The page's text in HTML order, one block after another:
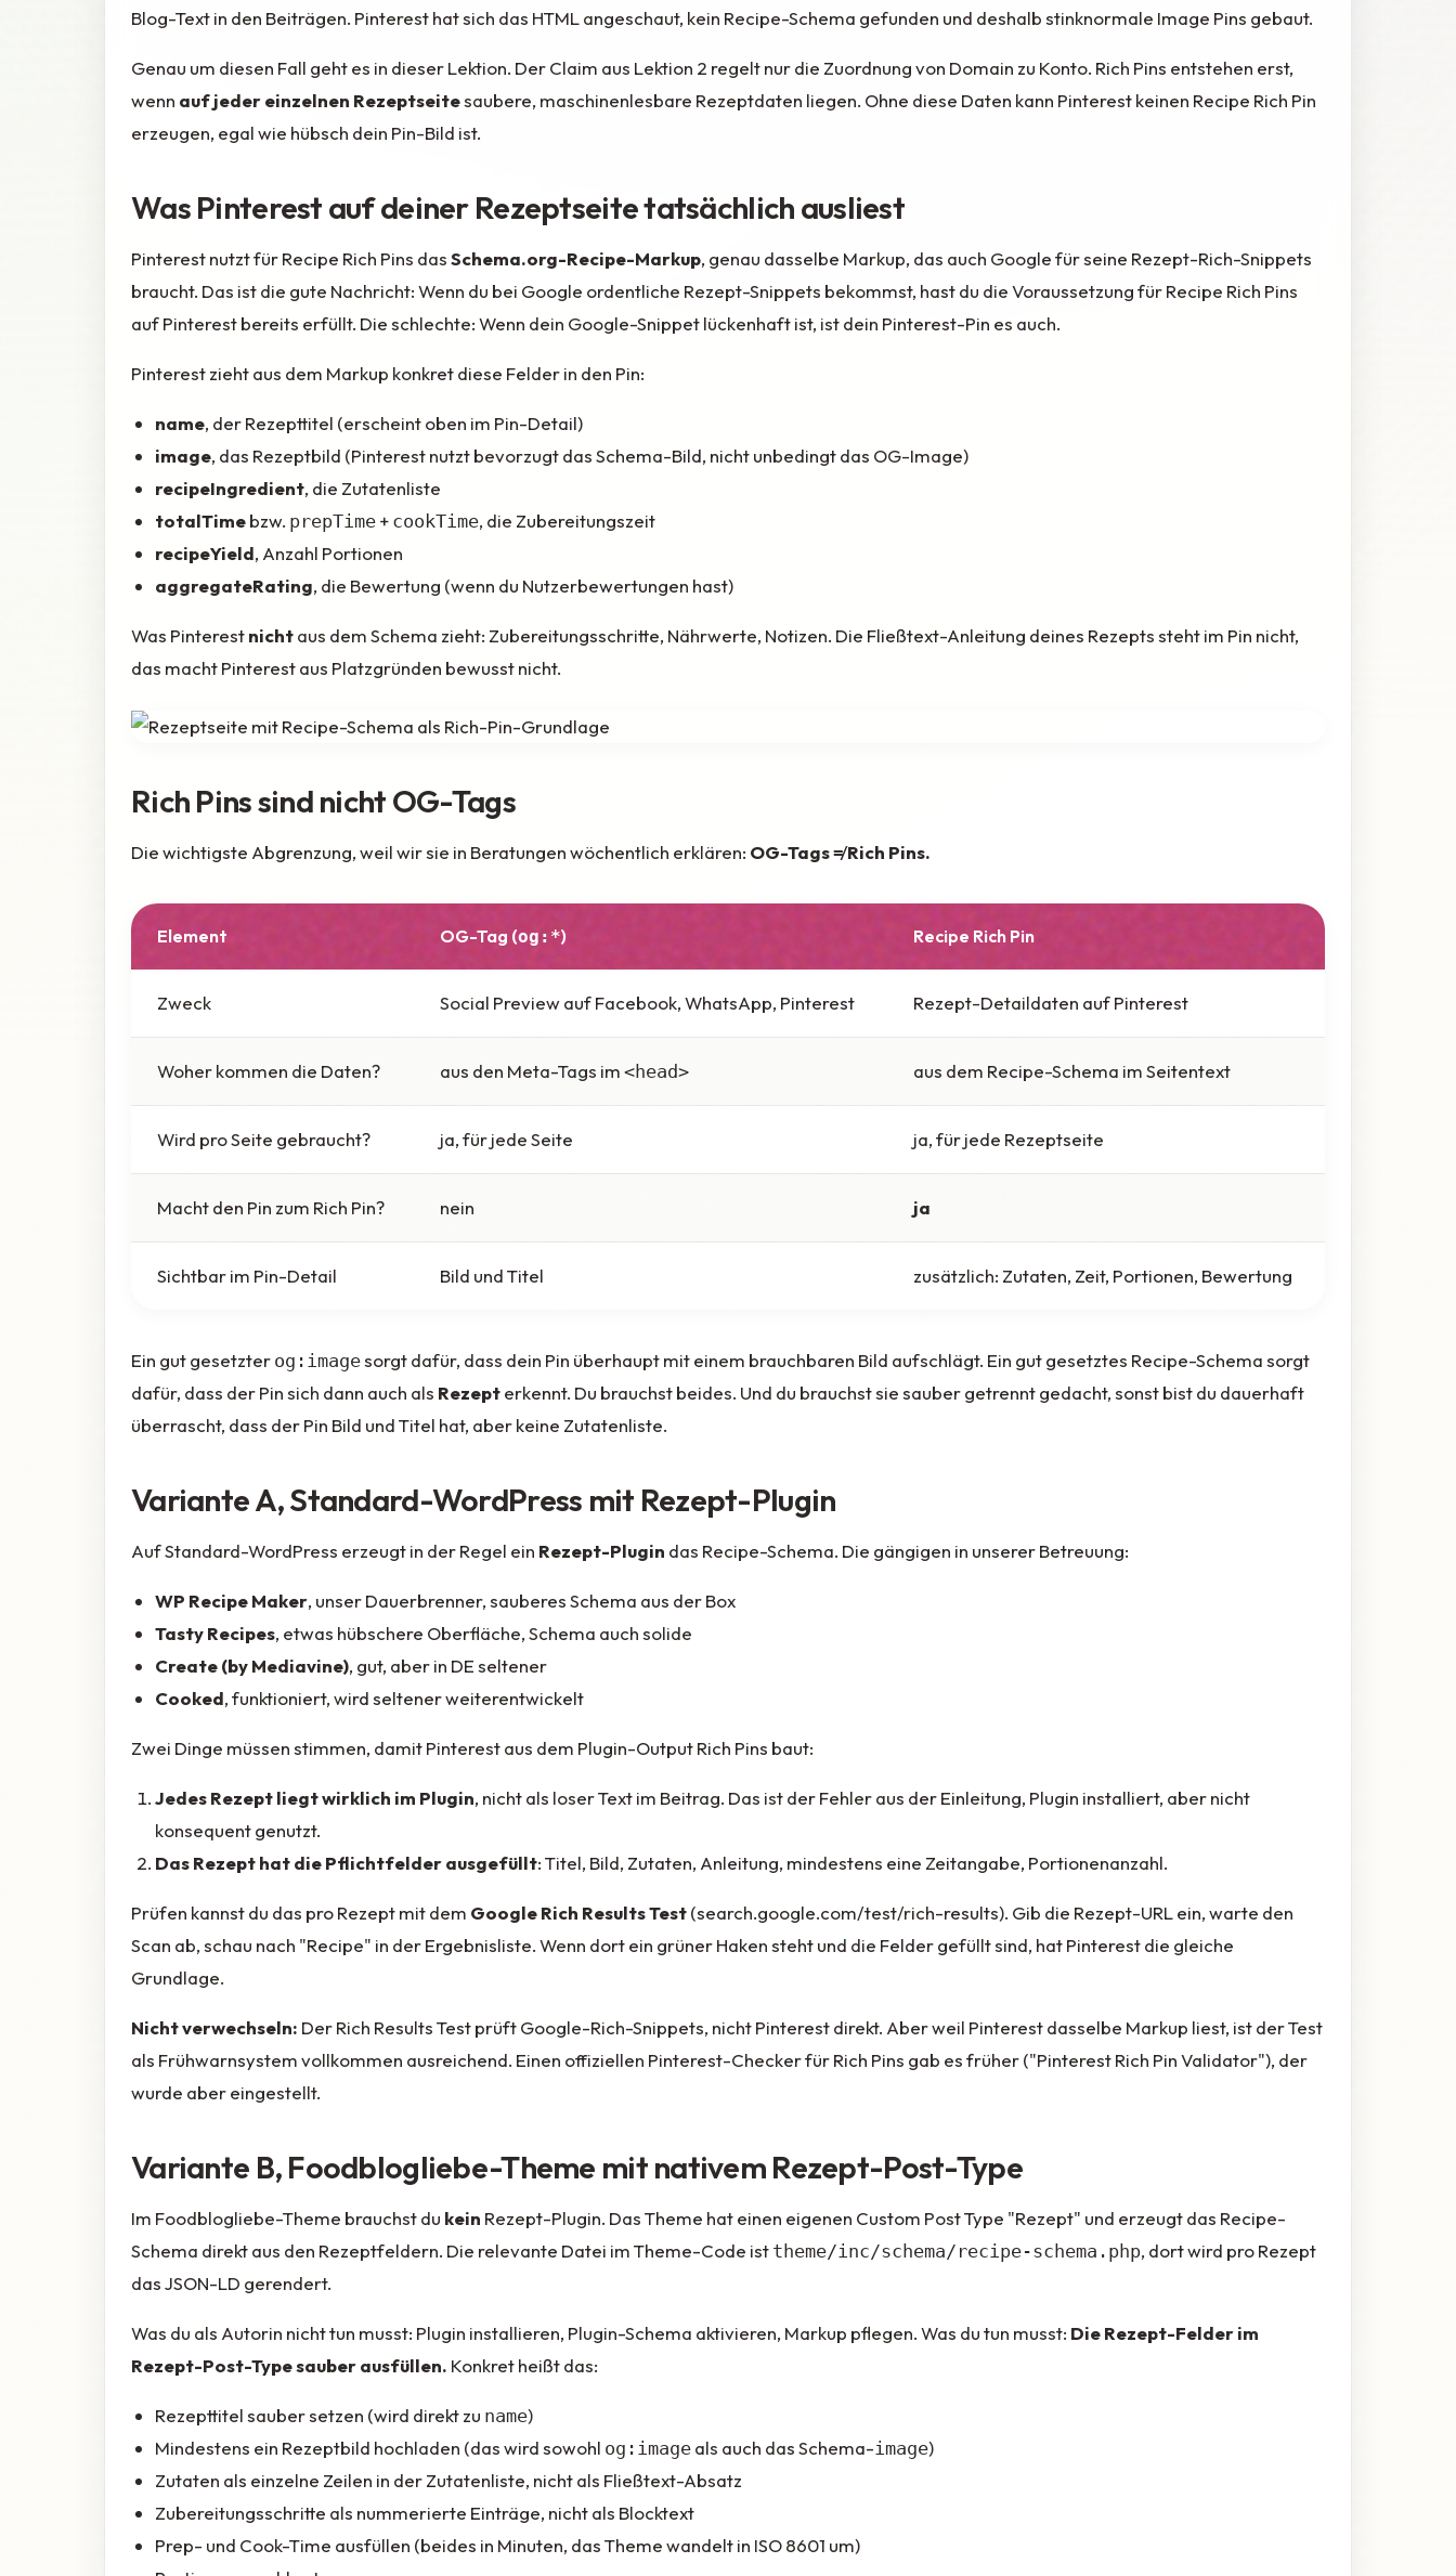
Blog-Text in den Beiträgen. Pinterest hat sich das HTML angeschaut, kein Recipe-Schema gefunden und deshalb stinknormale Image Pins gebaut.
Genau um diesen Fall geht es in dieser Lektion. Der Claim aus Lektion 2 regelt nur die Zuordnung von Domain zu Konto. Rich Pins entstehen erst,
wenn auf jeder einzelnen Rezeptseitesaubere, maschinenlesbare Rezeptdaten liegen. Ohne diese Daten kann Pinterest keinen Recipe Rich Pin
erzeugen, egal wie hübsch dein Pin-Bild ist.
Was Pinterest auf deiner Rezeptseite tatsächlich ausliest
Pinterest nutzt für Recipe Rich Pins dasSchema.org-Recipe-Markup, genau dasselbe Markup, das auch Google für seine Rezept-Rich-Snippets
braucht. Das ist die gute Nachricht: Wenn du bei Google ordentliche Rezept-Snippets bekommst, hast du die Voraussetzung für Recipe Rich Pins
auf Pinterest bereits erfüllt. Die schlechte: Wenn dein Google-Snippet lückenhaft ist, ist dein Pinterest-Pin es auch.
Pinterest zieht aus dem Markup konkret diese Felder in den Pin:
name, der Rezepttitel (erscheint oben im Pin-Detail)
image, das Rezeptbild (Pinterest nutzt bevorzugt das Schema-Bild, nicht unbedingt das OG-Image)
recipeIngredient, die Zutatenliste
totalTimebzw. prepTime + cookTime, die Zubereitungszeit
recipeYield, Anzahl Portionen
aggregateRating, die Bewertung (wenn du Nutzerbewertungen hast)
Was Pinterestnichtaus dem Schema zieht: Zubereitungsschritte, Nährwerte, Notizen. Die Fließtext-Anleitung deines Rezepts steht im Pin nicht,
das macht Pinterest aus Platzgründen bewusst nicht.
Rich Pins sind nicht OG-Tags
Die wichtigste Abgrenzung, weil wir sie in Beratungen wöchentlich erklären: OG-Tags ≠ Rich Pins.
Element OG-Tag (og:*) Recipe Rich Pin
Zweck Social Preview auf Facebook, WhatsApp, Pinterest Rezept-Detaildaten auf Pinterest
Woher kommen die Daten? aus den Meta-Tags im <head> aus dem Recipe-Schema im Seitentext
Wird pro Seite gebraucht? ja, für jede Seite ja, für jede Rezeptseite
Macht den Pin zum Rich Pin? nein ja
Sichtbar im Pin-Detail Bild und Titel zusätzlich: Zutaten, Zeit, Portionen, Bewertung
Ein gut gesetzter og:imagesorgt dafür, dass dein Pin überhaupt mit einem brauchbaren Bild aufschlägt. Ein gut gesetztes Recipe-Schema sorgt
dafür, dass der Pin sich dann auch als Rezepterkennt. Du brauchst beides. Und du brauchst sie sauber getrennt gedacht, sonst bist du dauerhaft
überrascht, dass der Pin Bild und Titel hat, aber keine Zutatenliste.
Variante A, Standard-WordPress mit Rezept-Plugin
Auf Standard-WordPress erzeugt in der Regel ein Rezept-Plugin das Recipe-Schema. Die gängigen in unserer Betreuung:
WP Recipe Maker, unser Dauerbrenner, sauberes Schema aus der Box
Tasty Recipes, etwas hübschere Oberfläche, Schema auch solide
Create (by Mediavine), gut, aber in DE seltener
Cooked, funktioniert, wird seltener weiterentwickelt
Zwei Dinge müssen stimmen, damit Pinterest aus dem Plugin-Output Rich Pins baut:
Jedes Rezept liegt wirklich im Plugin, nicht als loser Text im Beitrag. Das ist der Fehler aus der Einleitung, Plugin installiert, aber nicht
konsequent genutzt.
Das Rezept hat die Pflichtfelder ausgefüllt: Titel, Bild, Zutaten, Anleitung, mindestens eine Zeitangabe, Portionenanzahl.
Prüfen kannst du das pro Rezept mit dem Google Rich Results Test(search.google.com/test/rich-results). Gib die Rezept-URL ein, warte den
Scan ab, schau nach "Recipe" in der Ergebnisliste. Wenn dort ein grüner Haken steht und die Felder gefüllt sind, hat Pinterest die gleiche
Grundlage.
Nicht verwechseln: Der Rich Results Test prüft Google-Rich-Snippets, nicht Pinterest direkt. Aber weil Pinterest dasselbe Markup liest, ist der Test
als Frühwarnsystem vollkommen ausreichend. Einen offiziellen Pinterest-Checker für Rich Pins gab es früher ("Pinterest Rich Pin Validator"), der
wurde aber eingestellt.
Variante B, Foodblogliebe-Theme mit nativem Rezept-Post-Type
Im Foodblogliebe-Theme brauchst du kein Rezept-Plugin. Das Theme hat einen eigenen Custom Post Type "Rezept" und erzeugt das Recipe-
Schema direkt aus den Rezeptfeldern. Die relevante Datei im Theme-Code ist theme/inc/schema/recipe-schema.php, dort wird pro Rezept
das JSON-LD gerendert.
Was du als Autorin nicht tun musst: Plugin installieren, Plugin-Schema aktivieren, Markup pflegen. Was du tun musst: Die Rezept-Felder im
Rezept-Post-Type sauber ausfüllen. Konkret heißt das:
Rezepttitel sauber setzen (wird direkt zu name)
Mindestens ein Rezeptbild hochladen (das wird sowohl og:image als auch das Schema-image)
Zutaten als einzelne Zeilen in der Zutatenliste, nicht als Fließtext-Absatz
Zubereitungsschritte als nummerierte Einträge, nicht als Blocktext
Prep- und Cook-Time ausfüllen (beides in Minuten, das Theme wandelt in ISO 8601 um)